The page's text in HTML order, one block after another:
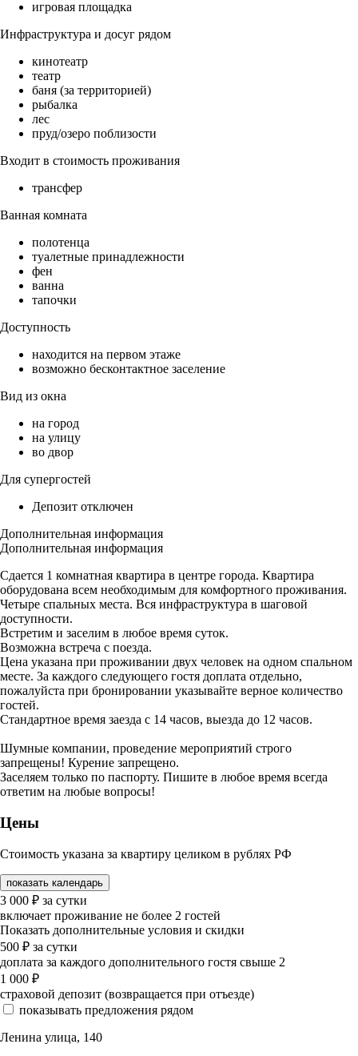
игровая площадка
Инфраструктура и досуг рядом
кинотеатр
театр
баня (за территорией)
рыбалка
лес
пруд/озеро поблизости
Входит в стоимость проживания
трансфер
Ванная комната
полотенца
туалетные принадлежности
фен
ванна
тапочки
Доступность
находится на первом этаже
возможно бесконтактное заселение
Вид из окна
на город
на улицу
во двор
Для супергостей
Депозит отключен
Дополнительная информация
Дополнительная информация
Сдается 1 комнатная квартира в центре города. Квартира
оборудована всем необходимым для комфортного проживания.
Четыре спальных места. Вся инфраструктура в шаговой
доступности.
Встретим и заселим в любое время суток.
Возможна встреча с поезда.
Цена указана при проживании двух человек на одном спальном
месте. За каждого следующего гостя доплата отдельно,
пожалуйста при бронировании указывайте верное количество
гостей.
Стандартное время заезда с 14 часов, выезда до 12 часов.
Шумные компании, проведение мероприятий строго
запрещены! Курение запрещено.
Заселяем только по паспорту. Пишите в любое время всегда
ответим на любые вопросы!
Цены
Стоимость указана за квартиру целиком в рублях РФ
показать календарь
3 000 ₽ за сутки
включает проживание не более 2 гостей
Показать дополнительные условия и скидки
500 ₽ за сутки
доплата за каждого дополнительного гостя свыше 2
1 000 ₽
страховой депозит (возвращается при отъезде)
показывать предложения рядом
Ленина улица, 140